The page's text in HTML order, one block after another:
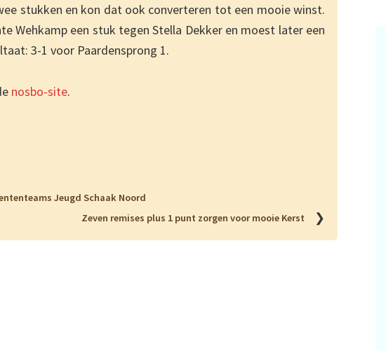
stukken en kon dat ook converteren tot een mooie winst.
Wehkamp een stuk tegen Stella Dekker en moest later een
3-1 voor Paardensprong 1.
nosbo-site.
Jeugd Schaak Noord
Zeven remises plus 1 punt zorgen voor mooie Kerst
❯